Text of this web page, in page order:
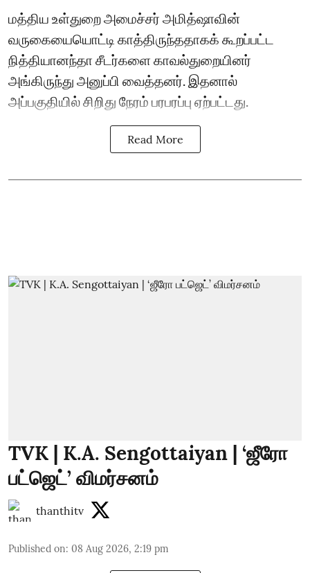
மத்திய உள்துறை அமைச்சர் அமித்ஷாவின்
வருகையையொட்டி காத்திருந்ததாகக் கூறப்பட்ட
நித்தியானந்தா சீடர்களை காவல்துறையினர்
அங்கிருந்து அனுப்பி வைத்தனர். இதனால்
அப்பகுதியில் சிறிது நேரம் பரபரப்பு ஏற்பட்டது.
Read More
TVK | K.A. Sengottaiyan | ‘ஜீரோ
பட்ஜெட்’ விமர்சனம்
thanthitv
Published on: 08 Aug 2026, 2:19 pm